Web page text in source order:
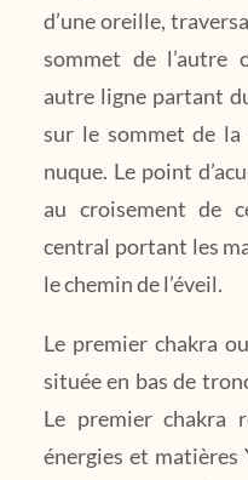
d’une oreille,
sommet de l’autre
autre ligne partant
sur le sommet de
nuque. Le point
au croisement de
central portant les
le chemin de l’éveil.
Le premier chakra
située en bas de
Le premier chakra
énergies et